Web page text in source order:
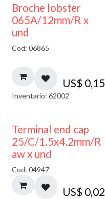
Broche lobster
065A/12mm/R x
und
Cod: 06865
US$ 0,15
Inventario: 62002
Terminal end cap
25/C/1.5x4.2mm/R
aw x und
Cod: 04947
US$ 0,02